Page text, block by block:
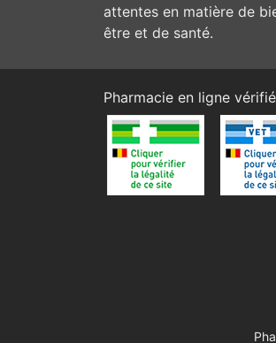
attentes en matière de
être et de santé.
Pharmacie en ligne